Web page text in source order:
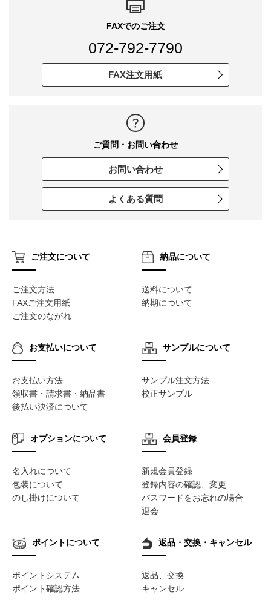
FAXでのご注文
072-792-7790
FAX注文用紙
ご質問・お問い合わせ
お問い合わせ
よくある質問
ご注文について
ご注文方法
FAXご注文用紙
ご注文のながれ
納品について
送料について
納期について
お支払いについて
お支払い方法
領収書・請求書・納品書
後払い決済について
サンプルについて
サンプル注文方法
校正サンプル
オプションについて
名入れについて
包装について
のし掛けについて
会員登録
新規会員登録
登録内容の確認、変更
パスワードをお忘れの場合
退会
ポイントについて
ポイントシステム
ポイント確認方法
返品・交換・キャンセル
返品、交換
キャンセル